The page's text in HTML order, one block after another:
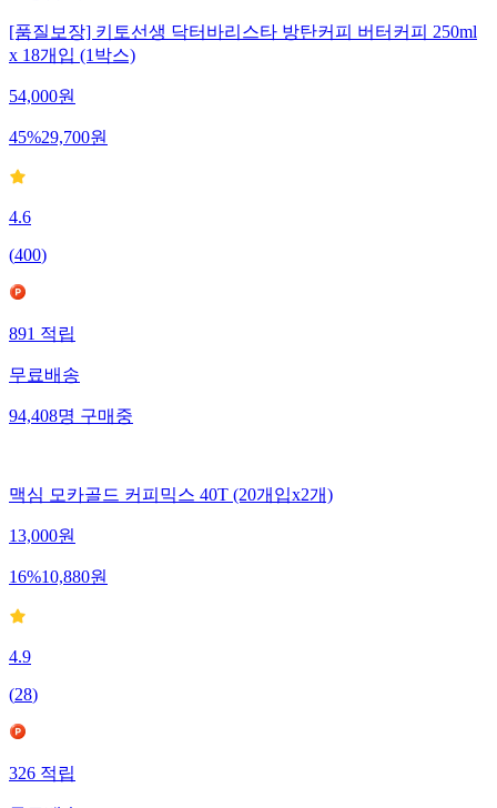
[품질보장] 키토선생 닥터바리스타 방탄커피 버터커피 250ml
x 18개입 (1박스)
54,000원
45%29,700원
4.6
(400)
891적립
무료배송
94,408명구매중
맥심 모카골드 커피믹스 40T (20개입x2개)
13,000원
16%10,880원
4.9
(28)
326적립